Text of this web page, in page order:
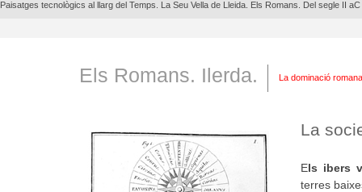
Paisatges tecnològics al llarg del Temps. La Seu Vella de Lleida. Els Romans. Del segle II
Els Romans. Ilerda. La dominació
La
Els ibers
terres